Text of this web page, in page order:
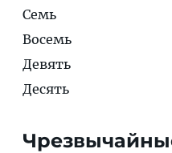
Семь
Восемь
Девять
Десять